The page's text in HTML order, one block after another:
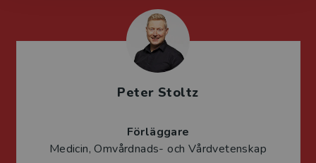
Peter Stoltz
Förläggare
Medicin, Omvårdnads- och Vårdvetenskap